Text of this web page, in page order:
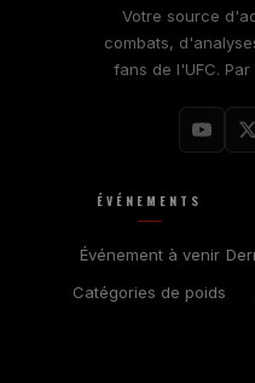
Votre source
combats,
fans de l'UFC.
ÉVÉNEMENTS
Événement à venir
Catégories de poids